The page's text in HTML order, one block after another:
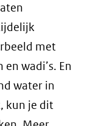
met
wadi’s. En
water in
kun je dit